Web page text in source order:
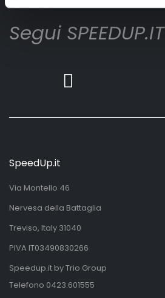
Segui SPEEDUP.IT
SpeedUp.it
Via Montello 46
Nervesa della Battaglia
Treviso, Italy 31040
PIVA IT03490830266
Speedup.it by Trio Group
Telefono 0423.601555